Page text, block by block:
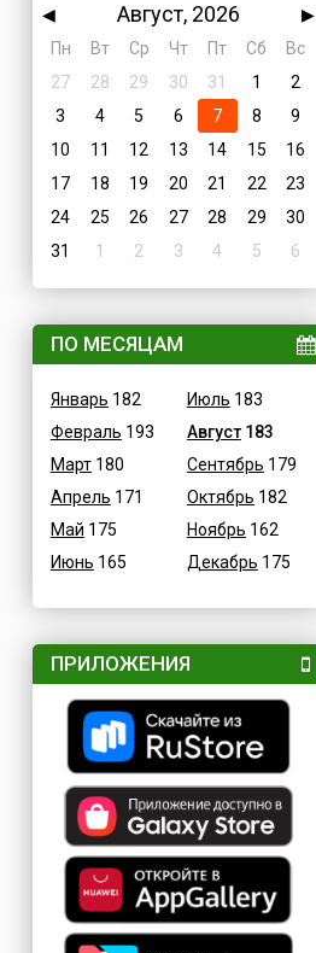
◀ Август, 2026
▶
Пн
Вт Ср Чт Пт Сб
Вс
27
28 29 30 31 1
2
3
4 5 6 7 8
9
10
11 12 13 14 15
16
17
18 19 20 21 22
23
24
25 26 27 28 29
30
31
1 2 3 4 5 6
ПО МЕСЯЦАМ
Январь 182
Февраль 193
Март180
Апрель 171
Май 175
Июнь 165
Июль 183
Август183
Сентябрь 179
Октябрь 182
Ноябрь 162
Декабрь 175
ПРИЛОЖЕНИЯ